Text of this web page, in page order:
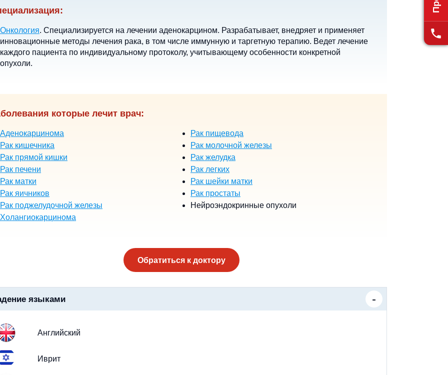
Онкология. Специализируется на лечении аденокарцином. Разрабатывает, внедряет и применяет
инновационные методы лечения рака, в том числе иммунную и таргетную терапию. Ведет лечение
каждого пациента по индивидуальному протоколу, учитывающему особенности конкретной
опухоли.
которые лечит врач:
Аденокарцинома
Рак кишечника
Рак прямой кишки
Рак печени
Рак матки
Рак яичников
Рак поджелудочной железы
Холангиокарцинома
Рак пищевода
Рак молочной железы
Рак желудка
Рак легких
Рак шейки матки
Рак простаты
Нейроэндокринные опухоли
Обратиться к доктору
языками
Английский
Иврит